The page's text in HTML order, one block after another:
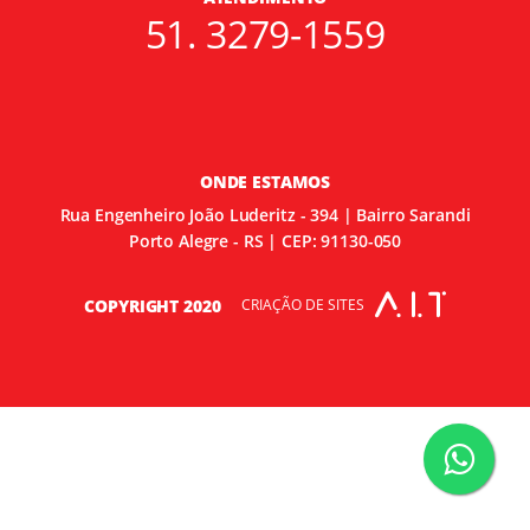
Back Light
Letra Caixa
Adesivo
51. 3279-1559
ONDE ESTAMOS
Rua Engenheiro João Luderitz - 394 | Bairro Sarandi
Porto Alegre - RS | CEP: 91130-050
COPYRIGHT 2020 CRIAÇÃO DE SITES